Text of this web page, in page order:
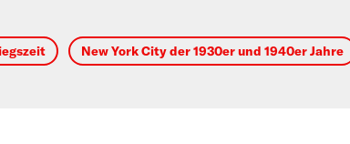
New York City der 1930er und 1940er Jahre